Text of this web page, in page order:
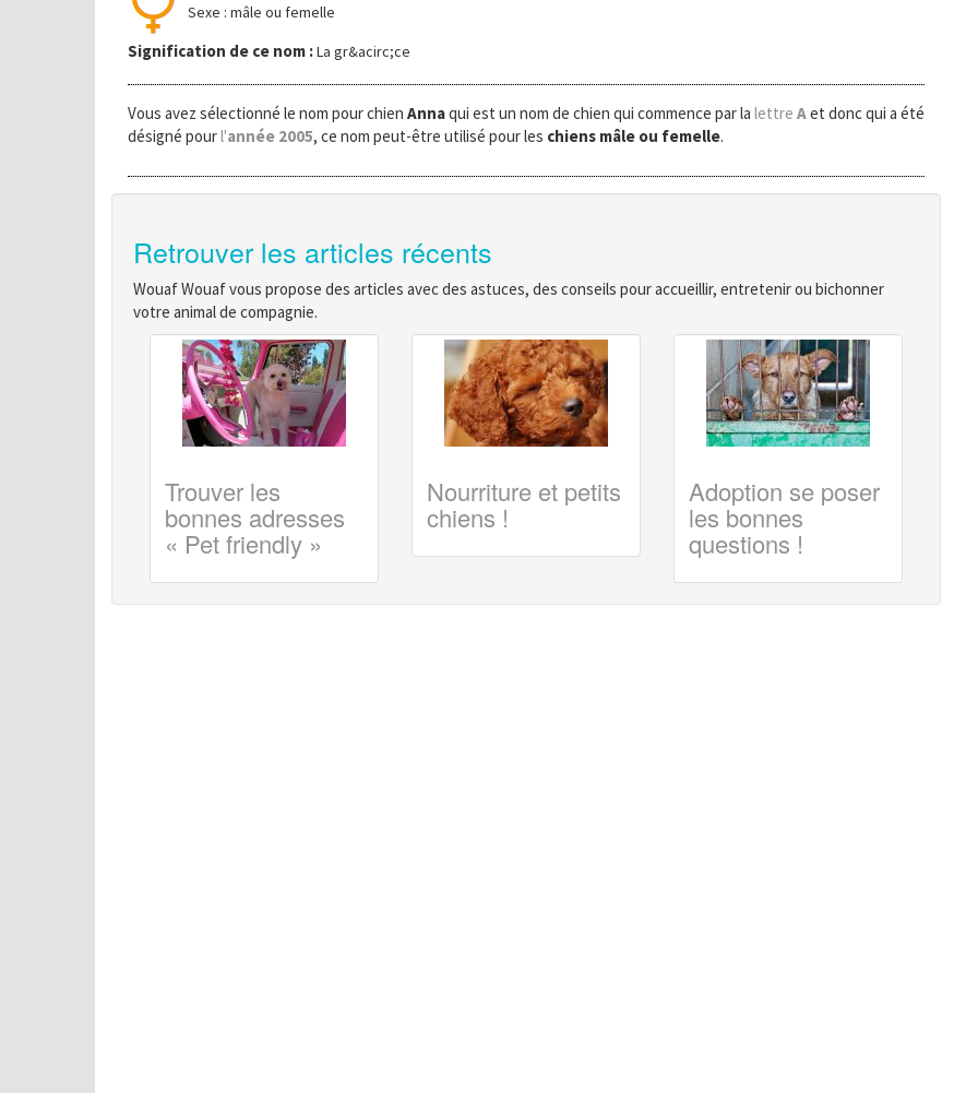
Sexe : mâle ou femelle
Signification de ce nom :La gr&acirc;ce
Vous avez sélectionné le nom pour chien Annaqui est un nom de chien qui commence par la lettre Aet donc qui a été
désigné pourl'année 2005, ce nom peut-être utilisé pour les chiens mâle ou femelle.
Retrouver les articles récents
Wouaf Wouaf vous propose des articles avec des astuces, des conseils pour accueillir, entretenir ou bichonner
votre animal de compagnie.
Trouver les
bonnes adresses
« Pet friendly »
Nourriture et petits
chiens !
Adoption se poser
les bonnes
questions !